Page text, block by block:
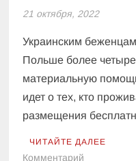
21 октября, 2022
Украинским
Польше более
материальную
идет о тех, кто
размещения
ЧИТАЙТЕ ДАЛЕЕ
Комментарий